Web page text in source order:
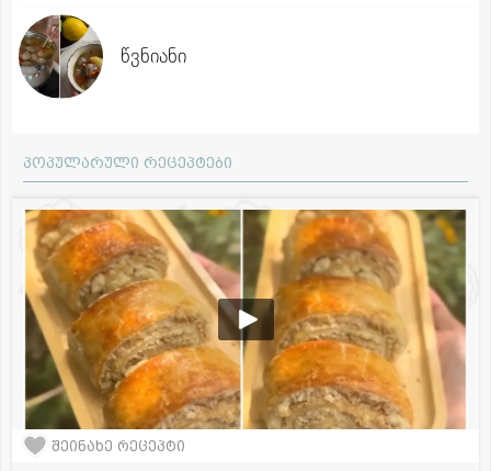
წვნიანი
პოპულარული რეცეპტები
შეინახე რეცეპტი